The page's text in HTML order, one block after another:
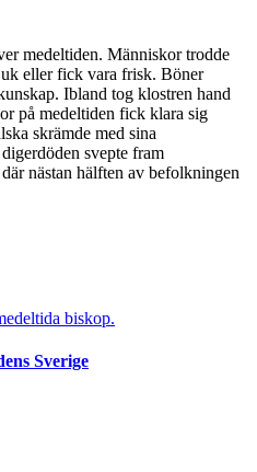
medeltiden. Människor trodde
eller fick vara frisk. Böner
Ibland tog klostren hand
på medeltiden fick klara sig
skrämde med sina
svepte fram
nästan hälften av befolkningen
Sverige